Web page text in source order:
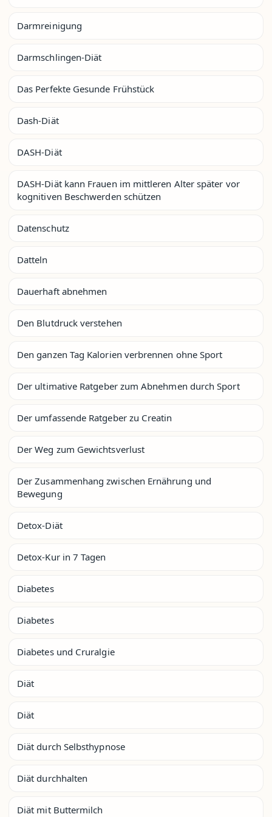
Darmreinigung
Darmschlingen-Diät
Das Perfekte Gesunde Frühstück
Dash-Diät
DASH-Diät
DASH-Diät kann Frauen im mittleren Alter später vor
kognitiven Beschwerden schützen
Datenschutz
Datteln
Dauerhaft abnehmen
Den Blutdruck verstehen
Den ganzen Tag Kalorien verbrennen ohne Sport
Der ultimative Ratgeber zum Abnehmen durch Sport
Der umfassende Ratgeber zu Creatin
Der Weg zum Gewichtsverlust
Der Zusammenhang zwischen Ernährung und
Bewegung
Detox-Diät
Detox-Kur in 7 Tagen
Diabetes
Diabetes
Diabetes und Cruralgie
Diät
Diät
Diät durch Selbsthypnose
Diät durchhalten
Diät mit Buttermilch